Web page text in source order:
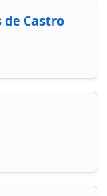
de Castro